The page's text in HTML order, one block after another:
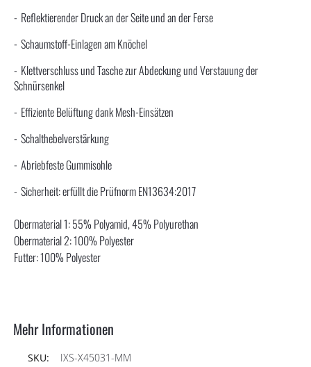
Reflektierender Druck an der Seite und an der Ferse
Schaumstoff-Einlagen am Knöchel
Klettverschluss und Tasche zur Abdeckung und Verstauung der
Schnürsenkel
Effiziente Belüftung dank Mesh-Einsätzen
Schalthebelverstärkung
Abriebfeste Gummisohle
Sicherheit: erfüllt die Prüfnorm EN13634:2017
Obermaterial 1: 55% Polyamid, 45% Polyurethan
Obermaterial 2: 100% Polyester
Futter: 100% Polyester
Mehr Informationen
IXS-X45031-MM